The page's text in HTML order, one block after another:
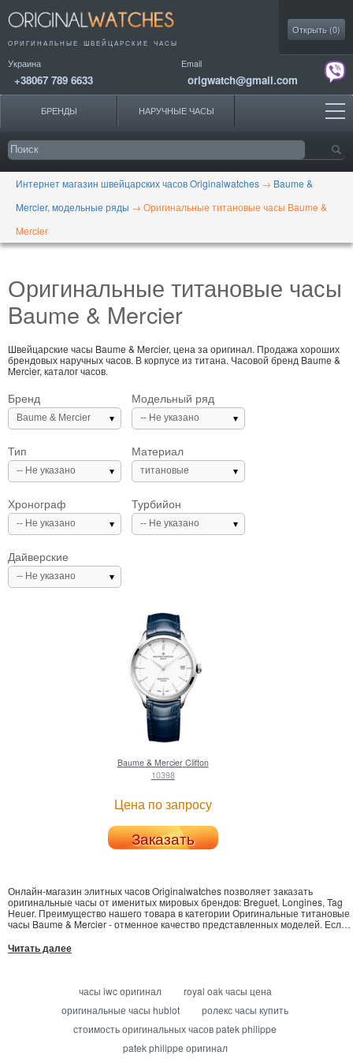
ОРИГИНАЛЬНЫЕ ШВЕЙЦАРСКИЕ ЧАСЫ
Украина
+38067 789 6633
Email
origwatch@gmail.com
Открыть (0)
БРЕНДЫ НАРУЧНЫЕ ЧАСЫ
Интернет магазин швейцарских часов Originalwatches → Baume &
Mercier, модельные ряды → Оригинальные титановые часы Baume &
Mercier
Оригинальные титановые часы
Baume & Mercier
Швейцарские часы Baume & Mercier, цена за оригинал. Продажа хороших
брендовых наручных часов. В корпусе из титана. Часовой бренд Baume &
Mercier, каталог часов.
Бренд
Baume & Mercier
Модельный ряд
-- Не указано
Тип
-- Не указано
Материал
титановые
Хронограф
-- Не указано
Турбийон
-- Не указано
Дайверские
-- Не указано
Baume & MercierClifton
10398
Цена по запросу
Заказать
Онлайн-магазин элитных часов Originalwatches позволяет заказать
оригинальные часы от именитых мировых брендов: Breguet, Longines, Tag
Heuer. Преимущество нашего товара в категории Оригинальные титановые
часы Baume & Mercier - отменное качество представленных моделей. Если
сделайте запрос, предоставив Ваши данные в удобной форме заказа.
Поставка часов Bovet в Киев, Львов и иные регионы как можно быстрее. На
Читать далее
часы iwc оригинал
royal oak часы цена
оригинальные часы hublot
ролекс часы купить
стоимость оригинальных часов patek philippe
patek philippe оригинал